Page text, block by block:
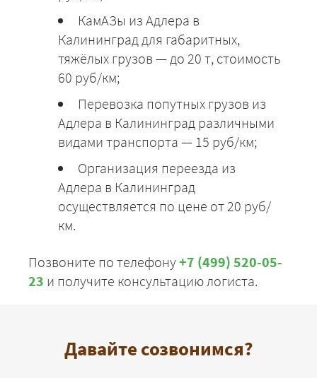
КамАЗы из Адлера в
Калининград для габаритных,
тяжёлых грузов — до 20 т, стоимость
60 руб/км;
Перевозка попутных грузов из
Адлера в Калининград различными
видами транспорта — 15 руб/км;
Организация переезда из
Адлера в Калининград
осуществляется по цене от 20 руб/
км.
Позвоните по телефону+7 (499) 520-05-
23 и получите консультацию логиста.
Давайте созвонимся?